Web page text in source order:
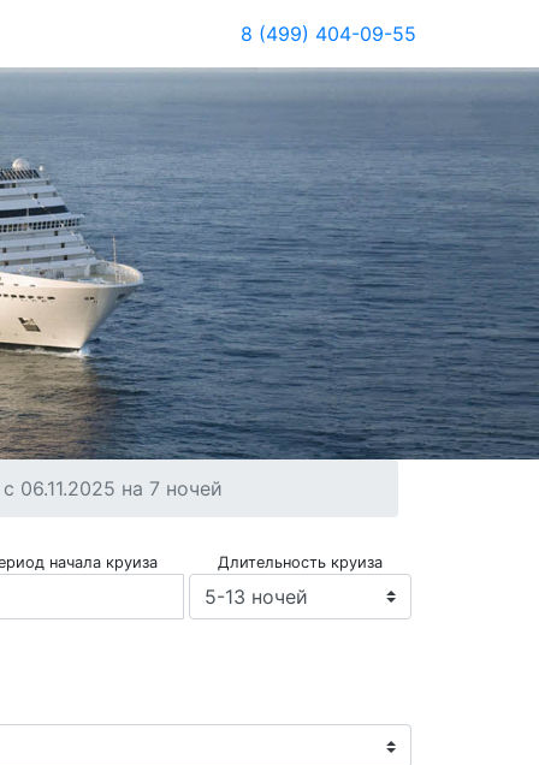
8 (499) 404-09-55
06.11.2025 на 7 ночей
начала круиза Длительность круиза